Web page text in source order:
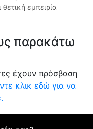
εμπειρία
παρακάτω
έχουν πρόσβαση
κλικ εδώ για να